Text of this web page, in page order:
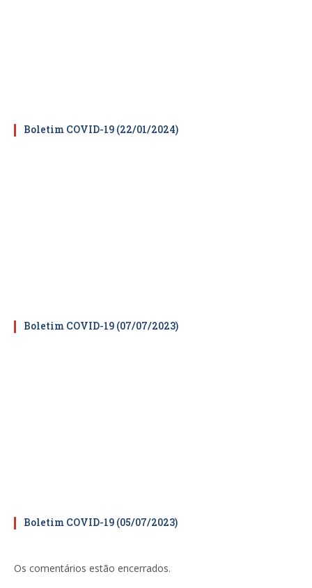
Boletim COVID-19 (22/01/2024)
Boletim COVID-19 (07/07/2023)
Boletim COVID-19 (05/07/2023)
Os comentários estão encerrados.